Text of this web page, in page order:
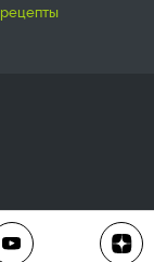
только с